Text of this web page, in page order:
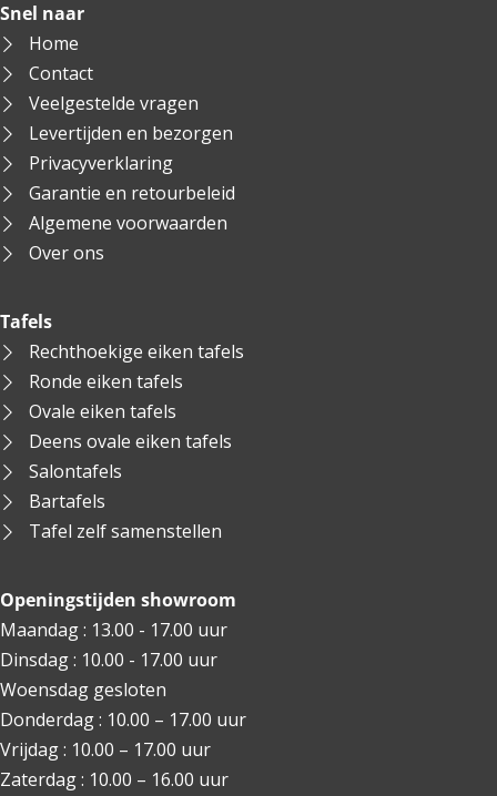
Snel naar
Home
Contact
Veelgestelde vragen
Levertijden en bezorgen
Privacyverklaring
Garantie en retourbeleid
Algemene voorwaarden
Over ons
Tafels
Rechthoekige eiken tafels
Ronde eiken tafels
Ovale eiken tafels
Deens ovale eiken tafels
Salontafels
Bartafels
Tafel zelf samenstellen
Openingstijden showroom
Maandag : 13.00 - 17.00 uur
Dinsdag : 10.00 - 17.00 uur
Woensdag gesloten
Donderdag : 10.00 – 17.00 uur
Vrijdag : 10.00 – 17.00 uur
Zaterdag : 10.00 – 16.00 uur